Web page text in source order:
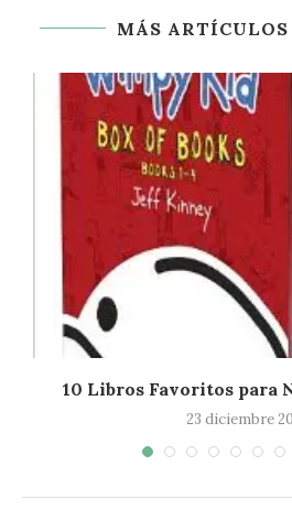
MÁS
10 Libros Favoritos para
23 diciembre